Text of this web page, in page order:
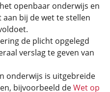
openbaar onderwijs en
bij de wet te stellen
de plicht opgelegd
verslag te geven van
onderwijs is uitgebreide
bijvoorbeeld deWet op